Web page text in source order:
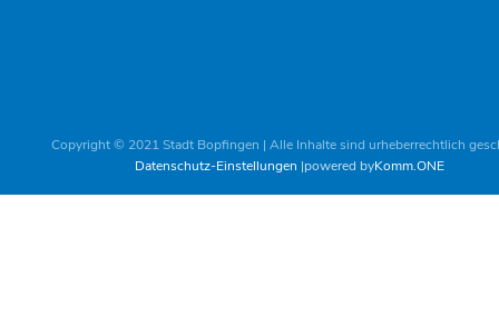
Copyright © 2021 Stadt Bopfingen | Alle Inhalte sind urheberrechtlich
Datenschutz-Einstellungen powered byKomm.ONE